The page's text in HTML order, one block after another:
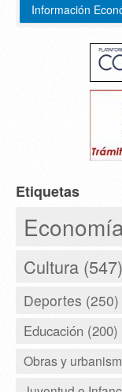
Información
Etiquetas
Cultura (547)
Deportes (250)
Educación (200)
Obras y